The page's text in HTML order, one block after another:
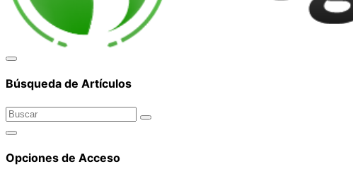
Búsqueda de Artículos
Opciones de Acceso